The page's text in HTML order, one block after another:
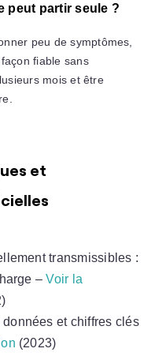
peut partir seule ?
peu de symptômes,
fiable sans
mois et être
et
transmissibles :
–Voir la
et chiffres clés
(2023)